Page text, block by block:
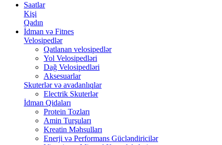
Saatlar
Kişi
Qadın
İdman və Fitnes
Velosipedlər
Qatlanan velosipedlər
Yol Velosipedləri
Dağ Velosipedləri
Aksesuarlar
Skuterlər və avadanlıqlar
Electrik Skuterlər
İdman Qidaları
Protein Tozları
Amin Turşuları
Kreatin Məhsulları
Enerji və Performans Gücləndiricilər